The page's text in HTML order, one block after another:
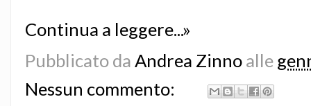
Continua a leggere...»
Pubblicato da Andrea Zinno alle
Nessun commento: